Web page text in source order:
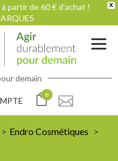
X
partir de 60 € d'achat !
demain
0
Endro Cosmétiques